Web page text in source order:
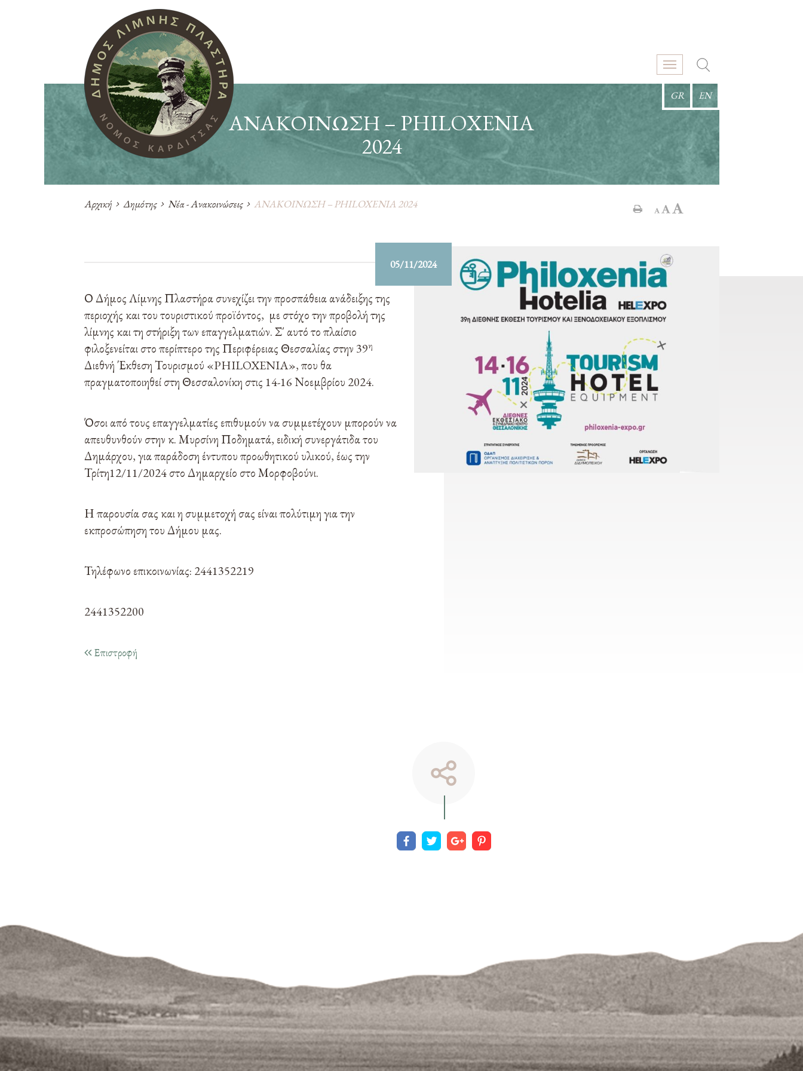
GR EN
ΑΝΑΚΟΙΝΩΣΗ – PHILOXENIA
2024
Αρχική Δημότης Νέα - Ανακοινώσεις ΑΝΑΚΟΙΝΩΣΗ – PHILOXENIA 2024
05/11/2024
Ο Δήμος Λίμνης Πλαστήρα συνεχίζει την προσπάθεια ανάδειξης της
περιοχής και του τουριστικού προϊόντος, με στόχο την προβολή της
λίμνης και τη στήριξη των επαγγελματιών. Σ΄ αυτό το πλαίσιο
φιλοξενείται στο περίπτερο της Περιφέρειας Θεσσαλίας στην 39η
Διεθνή Έκθεση Τουρισμού «PHILOXENIA», που θα
πραγματοποιηθεί στη Θεσσαλονίκη στις 14-16 Νοεμβρίου 2024.
Όσοι από τους επαγγελματίες επιθυμούν να συμμετέχουν μπορούν να
απευθυνθούν στην κ. Μυρσίνη Ποδηματά, ειδική συνεργάτιδα του
Δημάρχου, για παράδοση έντυπου προωθητικού υλικού, έως την
Τρίτη12/11/2024 στο Δημαρχείο στο Μορφοβούνι.
Η παρουσία σας και η συμμετοχή σας είναι πολύτιμη για την
εκπροσώπηση του Δήμου μας.
Τηλέφωνο επικοινωνίας: 2441352219
2441352200
Επιστροφή